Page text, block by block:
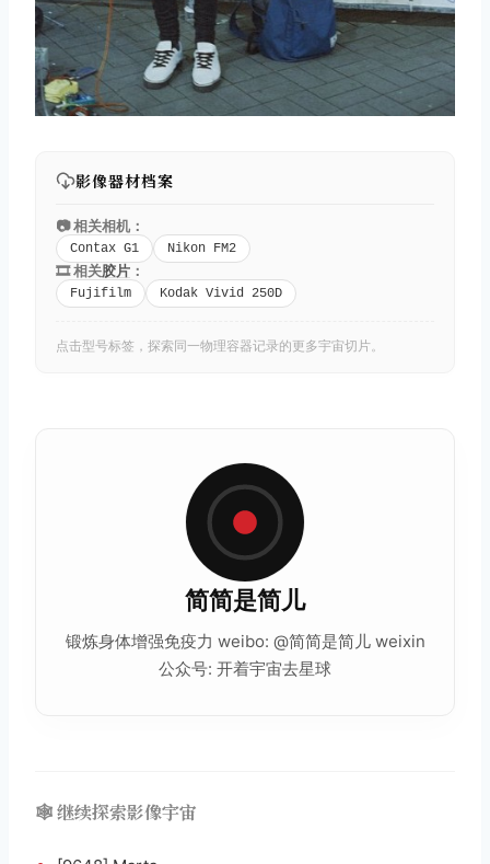
影像器材档案
📷 相关相机：
Contax G1 Nikon FM2
🎞️ 相关胶片 ：
Fujifilm Kodak Vivid 250D
点击型号标签，探索同一物理容器记录的更多宇宙切片。
简简是简儿
锻炼身体增强免疫力 weibo: @简简是简儿 weixin
公众号: 开着宇宙去星球
🕸️ 继续探索影像宇宙